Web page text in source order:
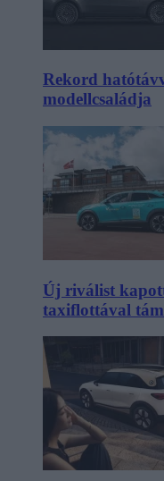
Rekord
modellcsaládja
Új riválist
taxiflottával